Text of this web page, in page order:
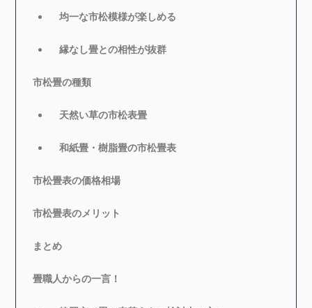
均一な市松模様が楽しめる
縁なし畳との相性が抜群
市松畳の種類
天然い草の市松表畳
和紙畳・樹脂畳の市松畳表
市松畳表の価格相場
市松畳表のメリット
まとめ
畳職人からの一言！